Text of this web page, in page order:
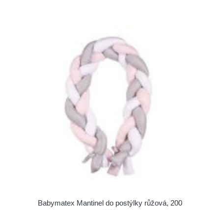
Babymatex Mantinel do postýlky růžová, 200